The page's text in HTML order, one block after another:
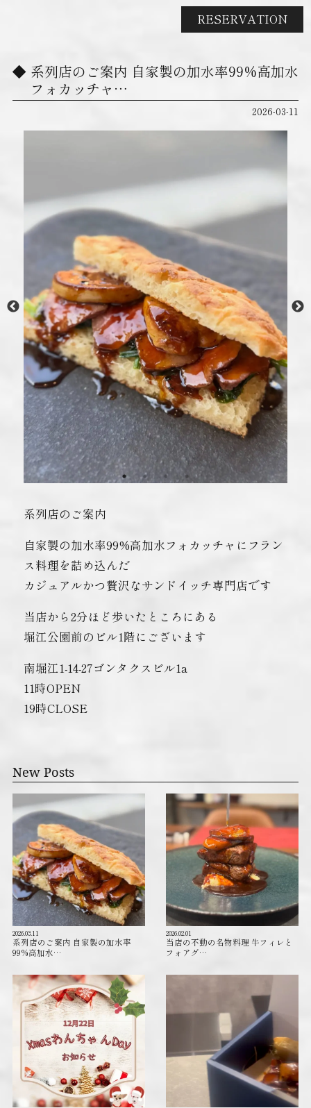
RESERVATION
系列店のご案内 自家製の加水率99%高加水
フォカッチャ…
2026-03-11
系列店のご案内
自家製の加水率99%高加水フォカッチャにフラン
ス料理を詰め込んだ
カジュアルかつ贅沢なサンドイッチ専門店です
当店から2分ほど歩いたところにある
堀江公園前のビル1階にございます
南堀江1-14-27ゴンタクスビル1a
11時OPEN
19時CLOSE
New Posts
2026.03.11
系列店のご案内 自家製の加水率
99%高加水…
2026.02.01
当店の不動の名物料理 牛フィレと
フォアグ…